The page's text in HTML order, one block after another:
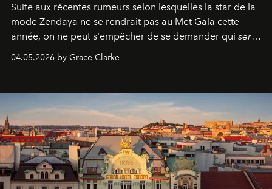
Suite aux récentes rumeurs selon lesquelles la star de la
mode Zendaya ne se rendrait pas au Met Gala cette
année, on ne peut s'empêcher de se demander qui sera
04.05.2026 by Grace Clarke